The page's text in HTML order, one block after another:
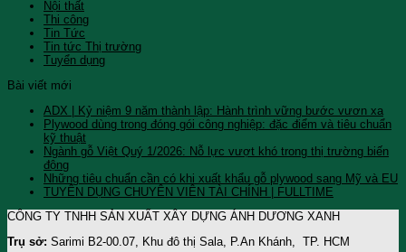
Nội thất
Thi công
Tin Tức
Tin tức Thị trường
Tuyển dụng
Bài viết mới
ADX | Kỷ niệm 9 năm thành lập: Hành trình vững bước vươn xa
Plywood dùng trong đóng gói công nghiệp: đặc điểm và tiêu chuẩn
kỹ thuật
Ngành gỗ Việt Quý 1/2026: Nỗ lực vượt khó trong thị trường biến
động
Những tiêu chuẩn cần có khi xuất khẩu gỗ plywood sang Mỹ và EU
TUYỂN DỤNG CHUYÊN VIÊN TÀI CHÍNH | FULLTIME
CÔNG TY TNHH SẢN XUẤT XÂY DỰNG ÁNH DƯƠNG XANH
Trụ sở: Sarimi B2-00.07, Khu đô thị Sala, P.An Khánh, TP. HCM